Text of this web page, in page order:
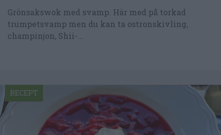
Grönsakswok med svamp. Här med på torkad
trumpetsvamp men du kan ta ostronskivling,
champinjon, Shii-...
RECEPT